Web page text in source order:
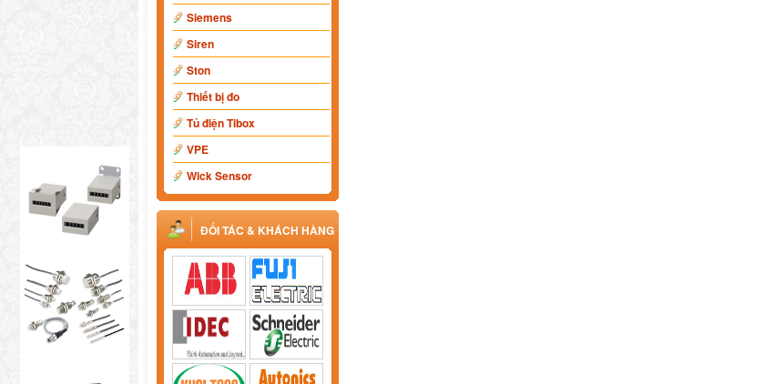
Siemens
Siren
Ston
Thiết bị đo
Tủ điện Tibox
VPE
Wick Sensor
ĐỐI TÁC & KHÁCH HÀNG